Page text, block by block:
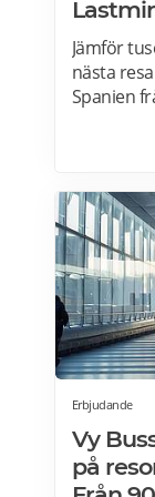
Jämför
nästa
Spanien
hav?
och
Erbjudande
Vy
på